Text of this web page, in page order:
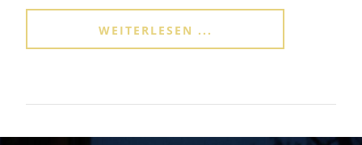
WEITERLESEN ...